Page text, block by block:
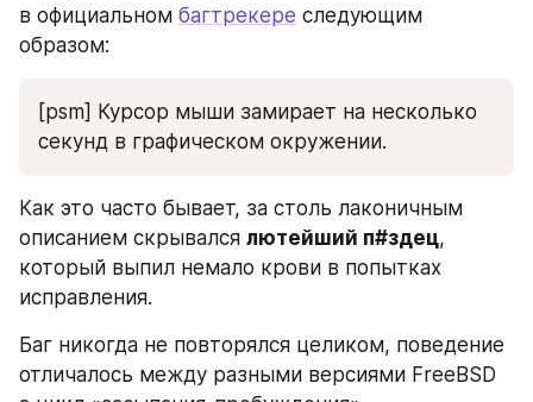
в официальном багтрекере следующим
образом:
[psm] Курсор мыши замирает на несколько
секунд в графическом окружении.
Как это часто бывает, за столь лаконичным
описанием скрывался лютейший п#здец,
который выпил немало крови в попытках
исправления.
Баг никогда не повторялся целиком, поведение
отличалось между разными версиями FreeBSD